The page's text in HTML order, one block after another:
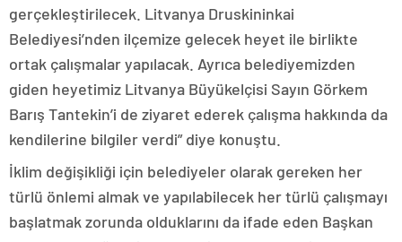
gerçekleştirilecek. Litvanya Druskininkai
Belediyesi’nden ilçemize gelecek heyet ile birlikte
ortak çalışmalar yapılacak. Ayrıca belediyemizden
giden heyetimiz Litvanya Büyükelçisi Sayın Görkem
Barış Tantekin’i de ziyaret ederek çalışma hakkında da
kendilerine bilgiler verdi” diye konuştu.
İklim değişikliği için belediyeler olarak gereken her
türlü önlemi almak ve yapılabilecek her türlü çalışmayı
başlatmak zorunda olduklarını da ifade eden Başkan